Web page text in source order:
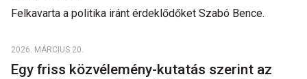
Felkavarta a politika iránt érdeklődőket Szabó Bence.
2026. MÁRCIUS 20.
Egy friss közvélemény-kutatás szerint az